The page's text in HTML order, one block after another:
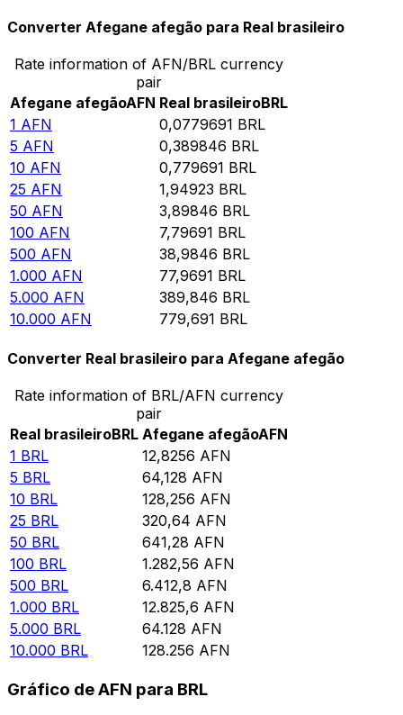
Converter Afegane afegão para Real brasileiro
Rate information of AFN/BRL currency
pair
Afegane afegãoAFN Real brasileiroBRL
1 AFN 0,0779691 BRL
5 AFN 0,389846 BRL
10 AFN 0,779691 BRL
25 AFN 1,94923 BRL
50 AFN 3,89846 BRL
100 AFN 7,79691 BRL
500 AFN 38,9846 BRL
1.000 AFN 77,9691 BRL
5.000 AFN 389,846 BRL
10.000 AFN 779,691 BRL
Converter Real brasileiro para Afegane afegão
Rate information of BRL/AFN currency
pair
Real brasileiroBRL Afegane afegãoAFN
1 BRL 12,8256 AFN
5 BRL 64,128 AFN
10 BRL 128,256 AFN
25 BRL 320,64 AFN
50 BRL 641,28 AFN
100 BRL 1.282,56 AFN
500 BRL 6.412,8 AFN
1.000 BRL 12.825,6 AFN
5.000 BRL 64.128 AFN
10.000 BRL 128.256 AFN
Gráfico de AFN para BRL